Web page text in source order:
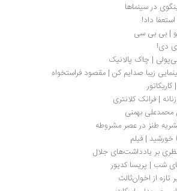
سی
چاک پالانیک
صدایم کن | مقصود فراستخواه
کلانتری
بهمنی
در عصر مشروطه
| فیلم
پریسا کدیور
اخوان‌ثالث